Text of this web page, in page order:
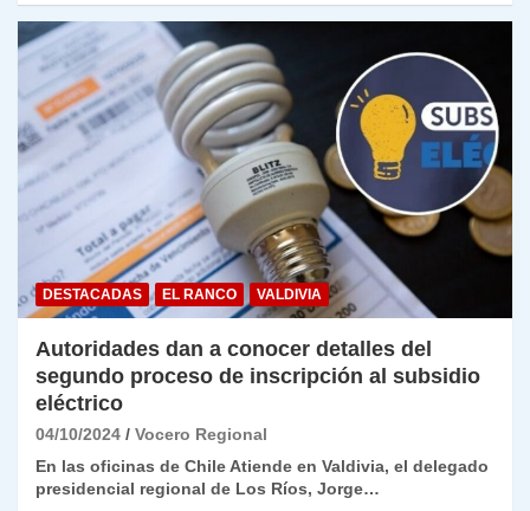
DESTACADAS EL RANCO VALDIVIA
Autoridades dan a conocer detalles del
segundo proceso de inscripción al subsidio
eléctrico
04/10/2024
Vocero Regional
En las oficinas de Chile Atiende en Valdivia, el delegado
presidencial regional de Los Ríos, Jorge…